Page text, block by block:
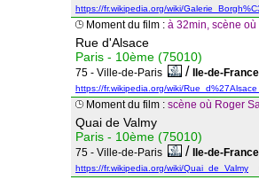
https://fr.wikipedia.org/wiki/
Moment du film : à 32min, scène
Rue d'Alsace
Paris - 10ème (75010)
75 - Ville-de-Paris / Ile-de-France
https://fr.wikipedia.org/wiki/
Moment du film : scène où Roger
Quai de Valmy
Paris - 10ème (75010)
75 - Ville-de-Paris / Ile-de-France
https://fr.wikipedia.org/wiki/Quai_de_Valmy